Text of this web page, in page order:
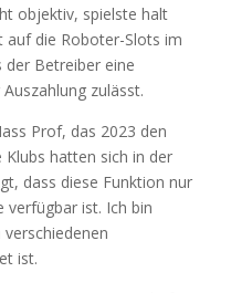
objektiv, spielste halt
die Roboter-Slots im
der Betreiber eine
zulässt.
Prof, das 2023 den
hatten sich in der
dass diese Funktion nur
ist. Ich bin
ist.